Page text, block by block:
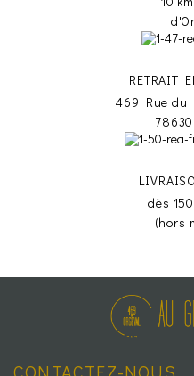
RETRAIT
469 Rue du
dès
(hors
CONTACTEZ-NOUS